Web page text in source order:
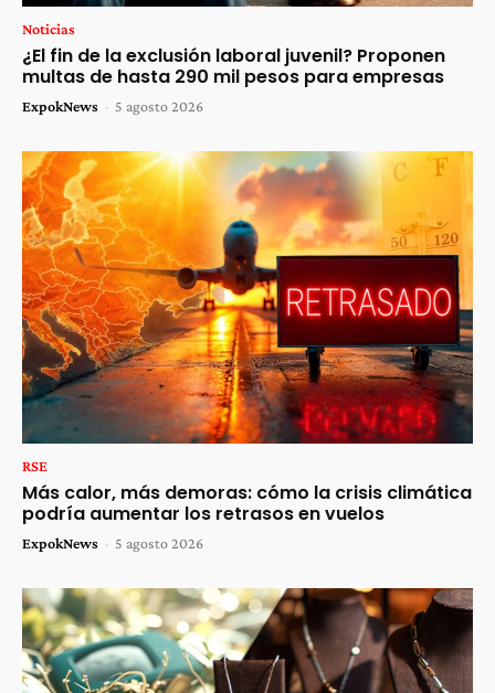
Noticias
¿El fin de la exclusión laboral juvenil? Proponen
multas de hasta 290 mil pesos para empresas
ExpokNews - 5 agosto 2026
RSE
Más calor, más demoras: cómo la crisis climática
podría aumentar los retrasos en vuelos
ExpokNews - 5 agosto 2026